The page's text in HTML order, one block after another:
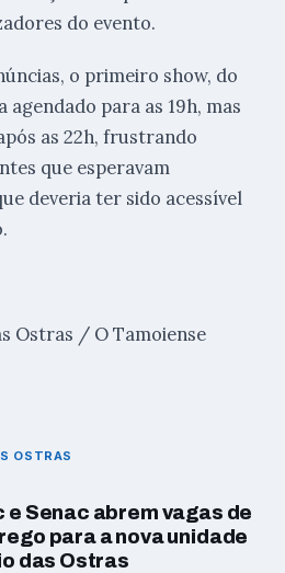
do evento.
o primeiro show, do
para as 19h, mas
as 22h, frustrando
que esperavam
deveria ter sido acessível
Ostras / O Tamoiense
OSTRAS
e Senac abrem vagas de
para a nova unidade
das Ostras